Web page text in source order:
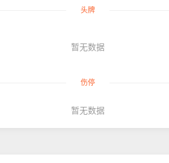
头牌
暂无数据
伤停
暂无数据